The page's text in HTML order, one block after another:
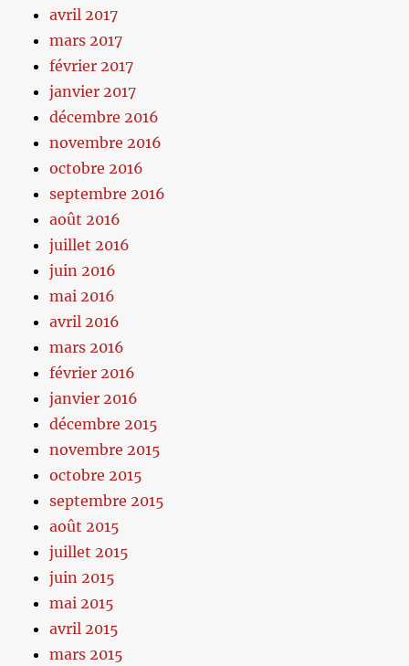
avril 2017
mars 2017
février 2017
janvier 2017
décembre 2016
novembre 2016
octobre 2016
septembre 2016
août 2016
juillet 2016
juin 2016
mai 2016
avril 2016
mars 2016
février 2016
janvier 2016
décembre 2015
novembre 2015
octobre 2015
septembre 2015
août 2015
juillet 2015
juin 2015
mai 2015
avril 2015
mars 2015